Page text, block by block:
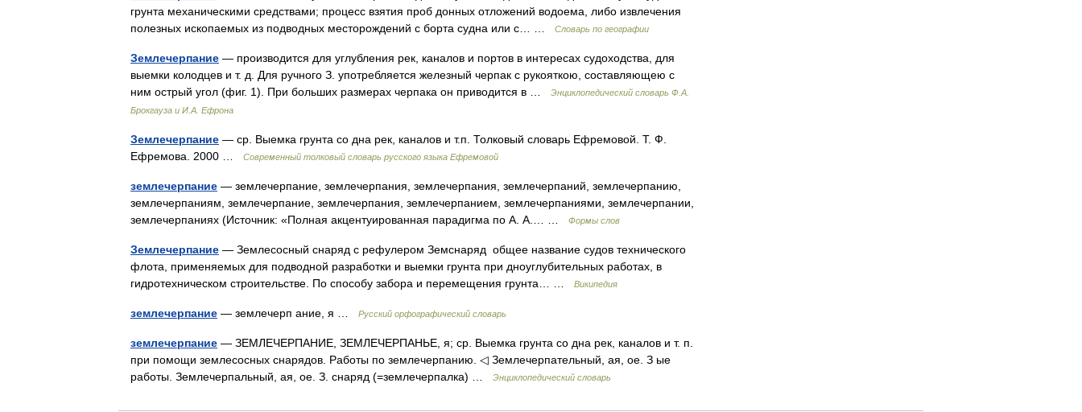
грунта механическими средствами; процесс взятия проб донных отложений водоема, либо извлечения
полезных ископаемых из подводных месторождений с борта судна или с… …
Словарь по географии
Землечерпание — производится для углубления рек, каналов и портов в интересах судоходства, для
выемки колодцев и т. д. Для ручного З. употребляется железный черпак с рукояткою, составляющею с
ним острый угол (фиг. 1). При больших размерах черпака он приводится в …
Энциклопедический словарь Ф.А.
Брокгауза и И.А. Ефрона
Землечерпание — ср. Выемка грунта со дна рек, каналов и т.п. Толковый словарь Ефремовой. Т. Ф.
Ефремова. 2000 …
Современный толковый словарь русского языка Ефремовой
землечерпание — землечерпание, землечерпания, землечерпания, землечерпаний, землечерпанию,
землечерпаниям, землечерпание, землечерпания, землечерпанием, землечерпаниями, землечерпании,
землечерпаниях (Источник: «Полная акцентуированная парадигма по А. А.… …
Формы слов
Землечерпание — Землесосный снаряд с рефулером Земснаряд общее название судов технического
флота, применяемых для подводной разработки и выемки грунта при дноуглубительных работах, в
гидротехническом строительстве. По способу забора и перемещения грунта… …
Википедия
землечерпание — землечерп ание, я … Русский орфографический словарь
землечерпание — ЗЕМЛЕЧЕРПАНИЕ, ЗЕМЛЕЧЕРПАНЬЕ, я; ср. Выемка грунта со дна рек, каналов и т. п.
при помощи землесосных снарядов. Работы по землечерпанию. ◁ Землечерпательный, ая, ое. З ые
работы. Землечерпальный, ая, ое. З. снаряд (=землечерпалка) …
Энциклопедический словарь